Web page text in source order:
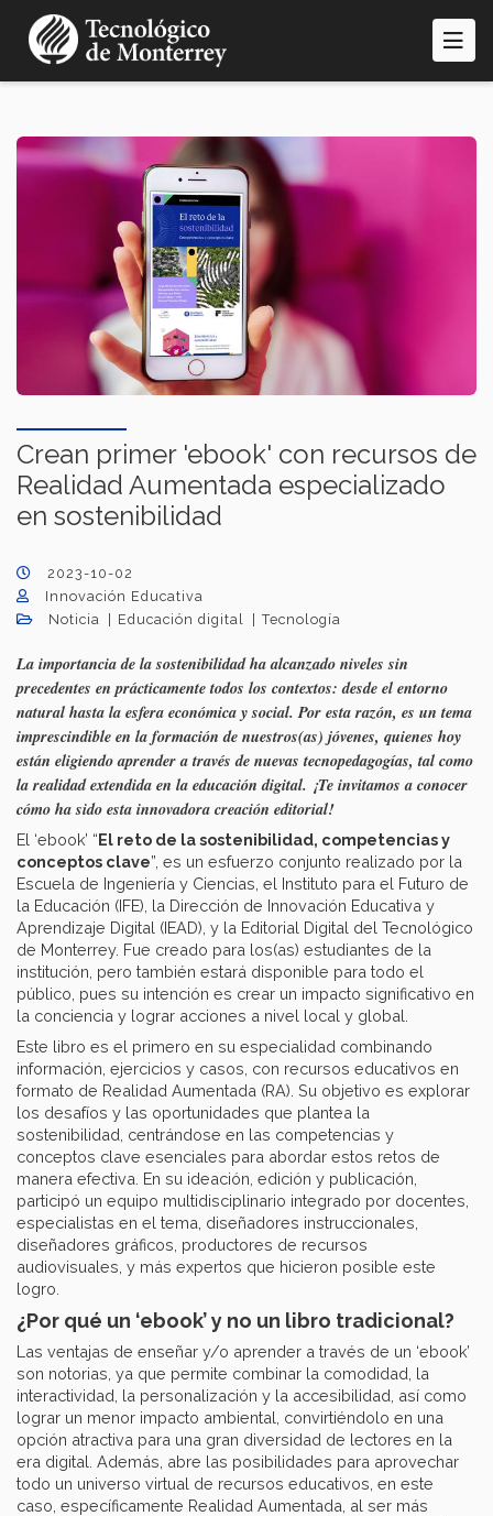
contenido
Crean primer 'ebook' con recursos de
Realidad Aumentada especializado
en sostenibilidad
2023-10-02
Innovación Educativa
Noticia
Educación digital Tecnología
La importancia de la sostenibilidad ha alcanzado niveles sin
precedentes en prácticamente todos los contextos: desde el entorno
natural hasta la esfera económica y social. Por esta razón, es un tema
imprescindible en la formación de nuestros(as) jóvenes, quienes hoy
están eligiendo aprender a través de nuevas tecnopedagogías, tal como
la realidad extendida en la educación digital. ¡Te invitamos a conocer
cómo ha sido esta innovadora creación editorial!
El ‘ebook’ “El reto de la sostenibilidad, competencias y
conceptos clave”, es un esfuerzo conjunto realizado por la
Escuela de Ingeniería y Ciencias, el Instituto para el Futuro de
la Educación (IFE), la Dirección de Innovación Educativa y
Aprendizaje Digital (IEAD), y la Editorial Digital del Tecnológico
de Monterrey. Fue creado para los(as) estudiantes de la
institución, pero también estará disponible para todo el
público, pues su intención es crear un impacto significativo en
la conciencia y lograr acciones a nivel local y global.
Este libro es el primero en su especialidad combinando
información, ejercicios y casos, con recursos educativos en
formato de Realidad Aumentada (RA). Su objetivo es explorar
los desafíos y las oportunidades que plantea la
sostenibilidad, centrándose en las competencias y
conceptos clave esenciales para abordar estos retos de
manera efectiva. En su ideación, edición y publicación,
participó un equipo multidisciplinario integrado por docentes,
especialistas en el tema, diseñadores instruccionales,
diseñadores gráficos, productores de recursos
audiovisuales, y más expertos que hicieron posible este
logro.
¿Por qué un ‘ebook’ y no un libro tradicional?
Las ventajas de enseñar y/o aprender a través de un ‘ebook’
son notorias, ya que permite combinar la comodidad, la
interactividad, la personalización y la accesibilidad, así como
lograr un menor impacto ambiental, convirtiéndolo en una
opción atractiva para una gran diversidad de lectores en la
era digital. Además, abre las posibilidades para aprovechar
todo un universo virtual de recursos educativos, en este
caso, específicamente Realidad Aumentada, al ser más